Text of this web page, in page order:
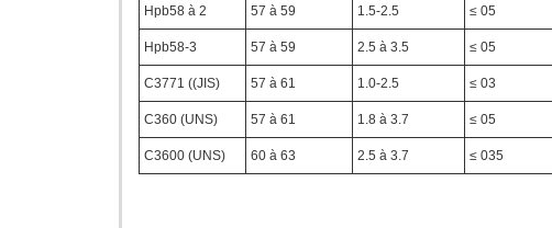
Hpb58 à 2 57 à 59 1.5-2.5 ≤ 05
Hpb58-3 57 à 59 2.5 à 3.5 ≤ 05
C3771 ((JIS) 57 à 61 1.0-2.5 ≤ 03
C360 (UNS) 57 à 61 1.8 à 3.7 ≤ 05
C3600 (UNS) 60 à 63 2.5 à 3.7 ≤ 035